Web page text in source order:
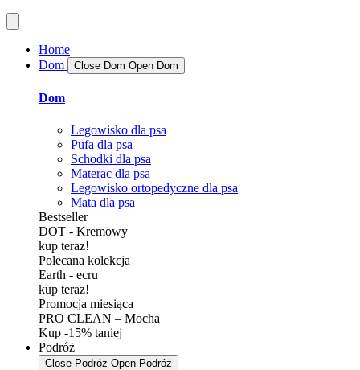
Home
Dom
Close Dom Open Dom
Dom
Legowisko dla psa
Pufa dla psa
Schodki dla psa
Materac dla psa
Legowisko ortopedyczne dla psa
Mata dla psa
Bestseller
DOT - Kremowy
kup teraz!
Polecana kolekcja
Earth - ecru
kup teraz!
Promocja miesiąca
PRO CLEAN – Mocha
Kup -15% taniej
Podróż
Close Podróż Open Podróż